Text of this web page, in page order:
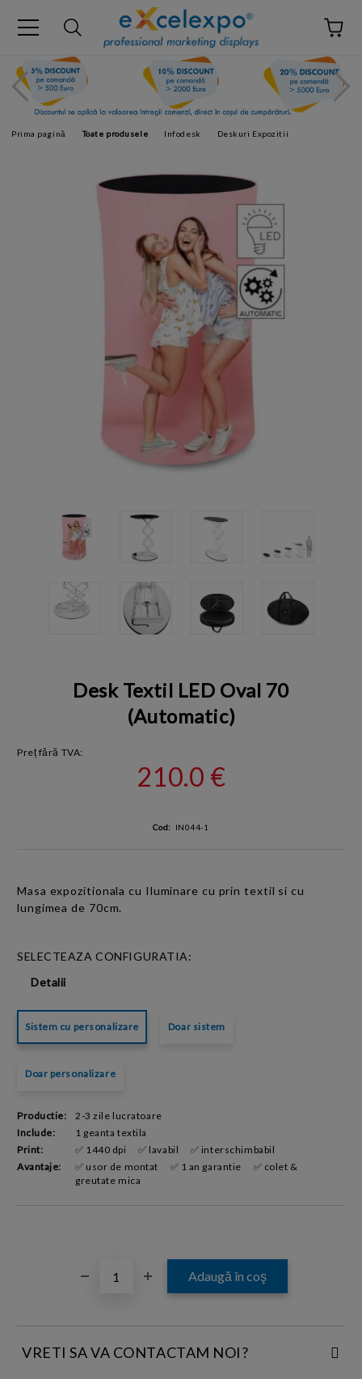
Prima pagină Toate produsele Infodesk Deskuri Expozitii
Desk Textil LED Oval 70
(Automatic)
Preț fără TVA:
210.0 €
Cod: IN044-1
Masa expozitionalacu Iluminare cu prin textil si cu
lungimea de 70cm.
SELECTEAZA CONFIGURATIA:
Detalii
Sistem cu personalizare Doar sistem
Doar personalizare
Productie:
2-3 zile lucratoare
Include:
1 geanta textila
Print:
✅ 1440 dpi ✅ lavabil
✅ interschimbabil
Avantaje:
✅ usor de montat ✅ 1 an garantie
✅ colet &
greutate mica
VRETI SA VA CONTACTAM NOI?